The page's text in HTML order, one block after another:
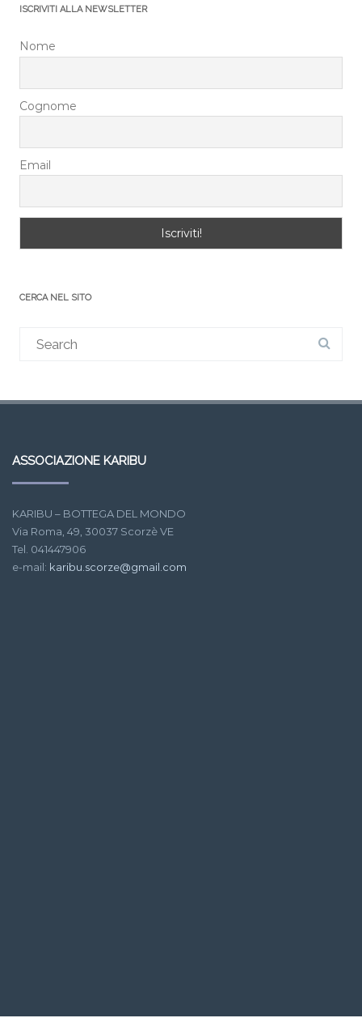
ISCRIVITI ALLA NEWSLETTER
Nome
Cognome
Email
CERCA NEL SITO
ASSOCIAZIONE KARIBU
KARIBU – BOTTEGA DEL MONDO
Via Roma, 49, 30037 Scorzè VE
Tel. 041447906
e-mail: karibu.scorze@gmail.com